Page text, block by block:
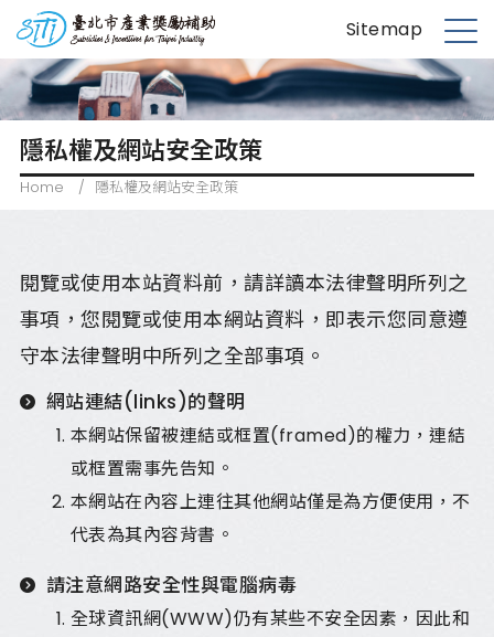
t
台北市產業獎勵補助 Sitemap
M
e
n
u
隱私權及網站安全政策
Home / 隱私權及網站安全政策
閱覽或使用本站資料前，請詳讀本法律聲明所列之
事項，您閱覽或使用本網站資料，即表示您同意遵
守本法律聲明中所列之全部事項。
網站連結(links)的聲明
本網站保留被連結或框置(framed)的權力，連結
或框置需事先告知。
本網站在內容上連往其他網站僅是為方便使用，不
代表為其內容背書。
請注意網路安全性與電腦病毒
全球資訊網(WWW)仍有某些不安全因素，因此和